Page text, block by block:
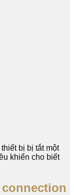
bị bị tắt một
khiển cho biết